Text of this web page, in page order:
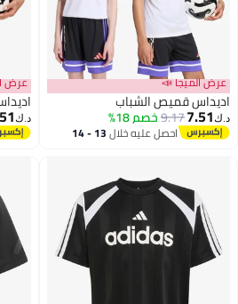
عرض الميجا 📣
اديداس قميص الشباب
د.ك‏7.51
9.17خصم 18%
احصل عليه خلال 13 - 14
عرض
د.ك‏